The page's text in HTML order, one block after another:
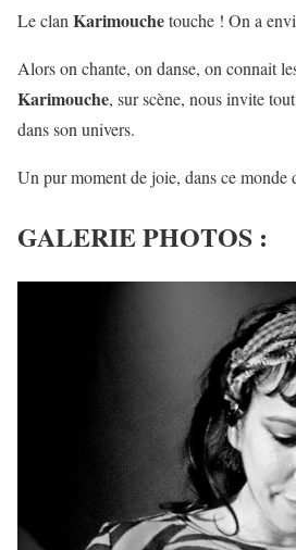
Le clan Karimouchetouche ! On a
Alors on chante, on danse, on connait
Karimouche, sur scène, nous invite
dans son univers.
Un pur moment de joie, dans ce monde
GALERIE PHOTOS :